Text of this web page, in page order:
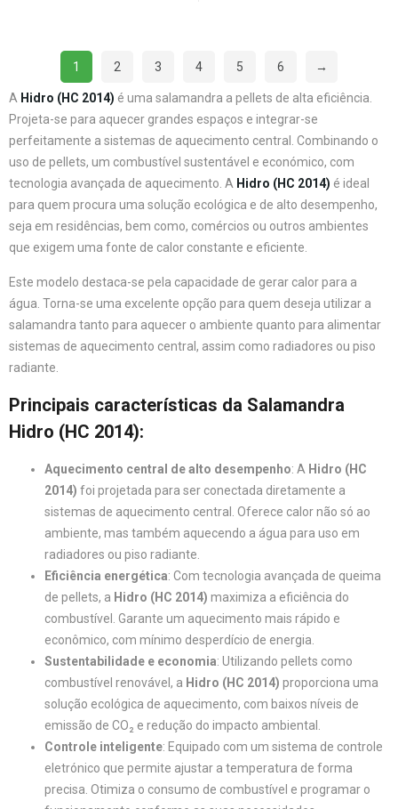
1 2 3 4 5 6 →
A Hidro (HC 2014) é uma salamandra a pellets de alta eficiência.
Projeta-se para aquecer grandes espaços e integrar-se
perfeitamente a sistemas de aquecimento central. Combinando o
uso de pellets, um combustível sustentável e económico, com
tecnologia avançada de aquecimento. A Hidro (HC 2014) é ideal
para quem procura uma solução ecológica e de alto desempenho,
seja em residências, bem como, comércios ou outros ambientes
que exigem uma fonte de calor constante e eficiente.
Este modelo destaca-se pela capacidade de gerar calor para a
água. Torna-se uma excelente opção para quem deseja utilizar a
salamandra tanto para aquecer o ambiente quanto para alimentar
sistemas de aquecimento central, assim como radiadores ou piso
radiante.
Principais características da Salamandra
Hidro (HC 2014):
Aquecimento central de alto desempenho: A Hidro (HC
2014) foi projetada para ser conectada diretamente a
sistemas de aquecimento central. Oferece calor não só ao
ambiente, mas também aquecendo a água para uso em
radiadores ou piso radiante.
Eficiência energética: Com tecnologia avançada de queima
de pellets, a Hidro (HC 2014) maximiza a eficiência do
combustível. Garante um aquecimento mais rápido e
econômico, com mínimo desperdício de energia.
Sustentabilidade e economia: Utilizando pellets como
combustível renovável, a Hidro (HC 2014) proporciona uma
solução ecológica de aquecimento, com baixos níveis de
emissão de CO₂ e redução do impacto ambiental.
Controle inteligente: Equipado com um sistema de controle
eletrónico que permite ajustar a temperatura de forma
precisa. Otimiza o consumo de combustível e programar o